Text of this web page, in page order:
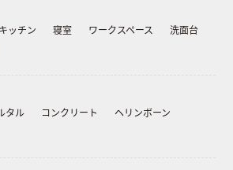
キッチン 寝室 ワークスペース
洗面台
タル コンクリート
ヘリンボーン